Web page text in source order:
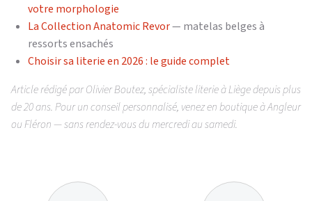
votre morphologie
La Collection Anatomic Revor— matelas belges à
ressorts ensachés
Choisir sa literie en 2026 : le guide complet
Article rédigé par Olivier Boutez, spécialiste literie à Liège depuis plus
de 20 ans. Pour un conseil personnalisé, venez en boutique à Angleur
ou Fléron — sans rendez-vous du mercredi au samedi.